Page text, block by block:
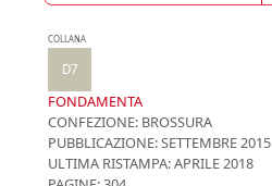
COLLANA
D7
FONDAMENTA
CONFEZIONE: BROSSURA
PUBBLICAZIONE:SETTEMBRE 2015
ULTIMA RISTAMPA:APRILE 2018